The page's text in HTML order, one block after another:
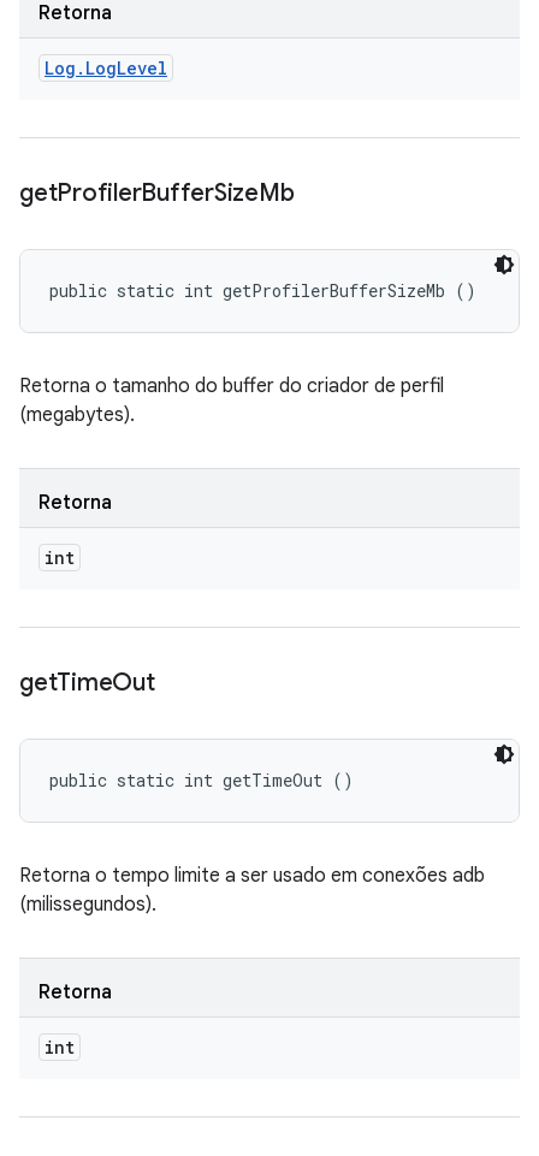
Retorna
Log . LogLevel
getProfilerBufferSizeMb
public static int getProfilerBufferSizeMb ()
Retorna o tamanho do buffer do criador de perfil
(megabytes).
Retorna
int
getTimeOut
public static int getTimeOut ()
Retorna o tempo limite a ser usado em conexões adb
(milissegundos).
Retorna
int